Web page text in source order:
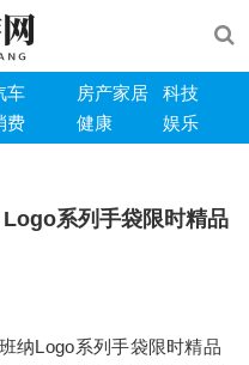
车 房产家居
科技
费 健康 娱乐
系列手袋限时精品
纳Logo系列手袋限时精品